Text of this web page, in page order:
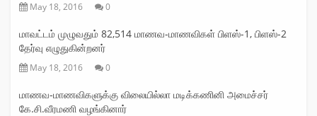
May 18, 2016 0
மாவட்டம் முழுவதும் 82,514 மாணவ-மாணவிகள் பிளஸ்-1, பிளஸ்-2
தேர்வு எழுதுகின்றனர்
May 18, 2016 0
மாணவ-மாணவிகளுக்கு விலையில்லா மடிக்கணினி அமைச்சர்
கே.சி.வீரமணி வழங்கினார்